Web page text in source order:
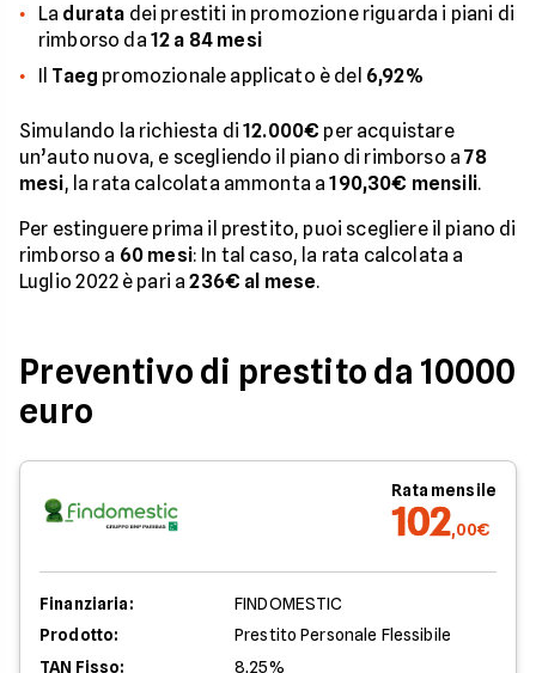
La durata dei prestiti in promozione riguarda i piani di
rimborso da 12 a 84 mesi
Il Taeg promozionale applicato è del 6,92%
Simulando la richiesta di12.000€ per acquistare
un’auto nuova, e scegliendo il piano di rimborso a78
mesi, la rata calcolata ammonta a190,30€ mensili.
Per estinguere prima il prestito, puoi scegliere il piano di
rimborso a 60 mesi: In tal caso, la rata calcolata a
Luglio 2022 è pari a236€ al mese.
Preventivo di prestito da 10000
euro
Rata mensile
102,00€
Finanziaria:
FINDOMESTIC
Prodotto:
Prestito Personale Flessibile
TAN Fisso:
8,25%